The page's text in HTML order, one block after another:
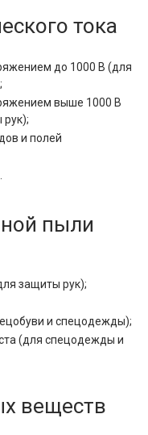
тока
до 1000 В (для
выше 1000 В
рук);
и полей
пыли
защиты рук);
и спецодежды);
(для спецодежды и
веществ